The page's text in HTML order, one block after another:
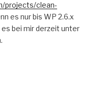
projects/clean-
es nur bis WP 2.6.x
bei mir derzeit unter